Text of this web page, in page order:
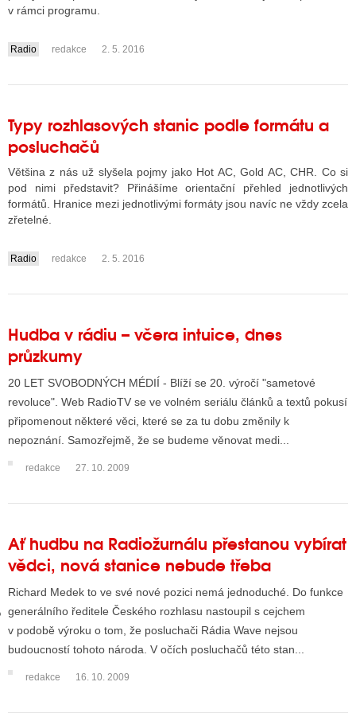
TELEVIZE
TELEVIZÍ
INTERNET
RÁDIA
STRÁNKY TV
TISK
STÁT BLOGEREM
BLOGERA
DISKUTÉRA NA RADIOTV
STARŠÍCH DISKUZÍ
v rámci programu.
....
Radio redakce 2. 5. 2016
Typy rozhlasových stanic podle formátu a
posluchačů
Většina z nás už slyšela pojmy jako Hot AC, Gold AC, CHR. Co si
pod nimi představit? Přinášíme orientační přehled jednotlivých
formátů. Hranice mezi jednotlivými formáty jsou navíc ne vždy zcela
zřetelné.
....
Radio redakce 2. 5. 2016
Hudba v rádiu – včera intuice, dnes
průzkumy
20 LET SVOBODNÝCH MÉDIÍ - Blíží se 20. výročí "sametové
revoluce". Web RadioTV se ve volném seriálu článků a textů pokusí
připomenout některé věci, které se za tu dobu změnily k
nepoznání. Samozřejmě, že se budeme věnovat medi...
redakce 27. 10. 2009
Ať hudbu na Radiožurnálu přestanou vybírat
vědci, nová stanice nebude třeba
Richard Medek to ve své nové pozici nemá jednoduché. Do funkce
generálního ředitele Českého rozhlasu nastoupil s cejchem
v podobě výroku o tom, že posluchači Rádia Wave nejsou
budoucností tohoto národa. V očích posluchačů této stan...
redakce 16. 10. 2009